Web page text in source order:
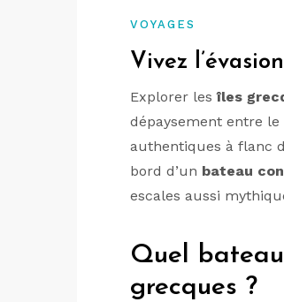
VOYAGES
Vivez
Explorer lesîles
dépaysement entre le
authentiques à flanc
bord d’un bateau
escales aussi
Quel
grecques ?